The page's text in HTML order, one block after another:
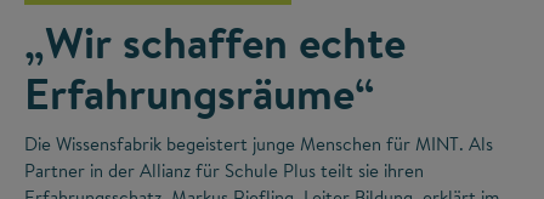
„Wir schaffen echte
Erfahrungsräume“
Die Wissensfabrik begeistert junge Menschen für MINT. Als
Partner in der Allianz für Schule Plus teilt sie ihren